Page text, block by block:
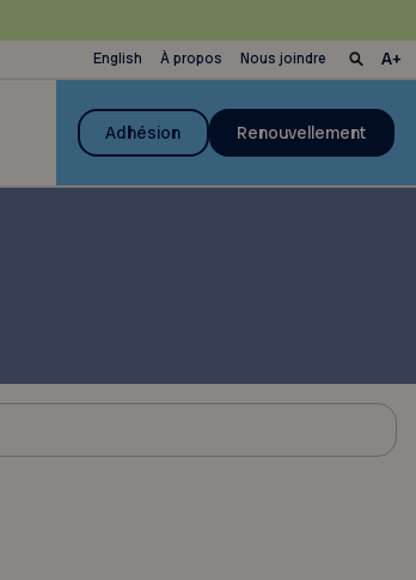
English À propos Nous joindre
Adhésion Renouvellement